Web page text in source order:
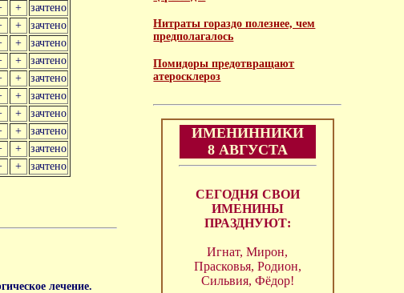
+
зачтено
+
зачтено
+
зачтено
+
зачтено
+
зачтено
+
зачтено
+
зачтено
+
зачтено
+
зачтено
+ зачтено
лечение.
Нитраты гораздо полезнее, чем
предполагалось
Помидоры предотвращают
атеросклероз
ИМЕНИННИКИ
8 АВГУСТА
СЕГОДНЯ СВОИ
ИМЕНИНЫ
ПРАЗДНУЮТ:
Игнат, Мирон,
Прасковья, Родион,
Сильвия, Фёдор!